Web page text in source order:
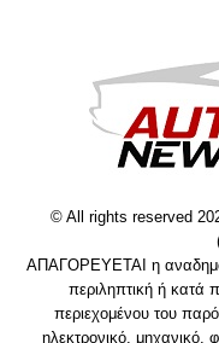
© All rights reserved
ΑΠΑΓΟΡΕΥΕΤΑΙ η
περιληπτική ή κατά
περιεχομένου του
ηλεκτρονικό, μηχανικό,